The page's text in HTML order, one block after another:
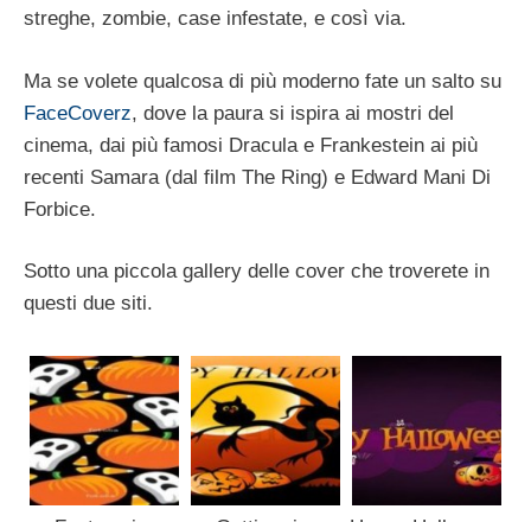
streghe, zombie, case infestate, e così via.
Ma se volete qualcosa di più moderno fate un salto su
FaceCoverz, dove la paura si ispira ai mostri del
cinema, dai più famosi Dracula e Frankestein ai più
recenti Samara (dal film The Ring) e Edward Mani Di
Forbice.
Sotto una piccola gallery delle cover che troverete in
questi due siti.